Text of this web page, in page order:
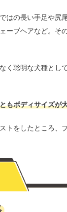
はの長い手足や
ーブヘアなど。
く聡明な犬種と
もボディサイズが
トをしたところ、